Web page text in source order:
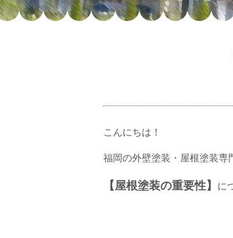
こんにちは！
福岡の外壁塗装・屋根塗装専
【屋根塗装の重要性】 に